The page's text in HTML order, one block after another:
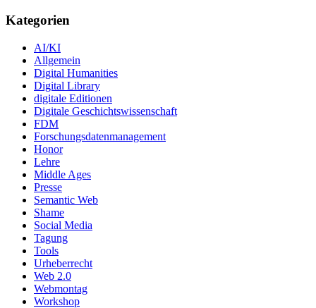
Kategorien
AI/KI
Allgemein
Digital Humanities
Digital Library
digitale Editionen
Digitale Geschichtswissenschaft
FDM
Forschungsdatenmanagement
Honor
Lehre
Middle Ages
Presse
Semantic Web
Shame
Social Media
Tagung
Tools
Urheberrecht
Web 2.0
Webmontag
Workshop